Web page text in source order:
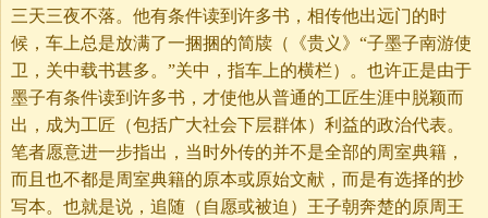
三天三夜不落。他有条件读到许多书，相传他出远门的时
候，车上总是放满了一捆捆的简牍（《贵义》“子墨子南游使
卫，关中载书甚多。”关中，指车上的横栏）。也许正是由于
墨子有条件读到许多书，才使他从普通的工匠生涯中脱颖而
出，成为工匠（包括广大社会下层群体）利益的政治代表。
笔者愿意进一步指出，当时外传的并不是全部的周室典籍，
而且也不都是周室典籍的原本或原始文献，而是有选择的抄
写本。也就是说，追随（自愿或被迫）王子朝奔楚的原周王